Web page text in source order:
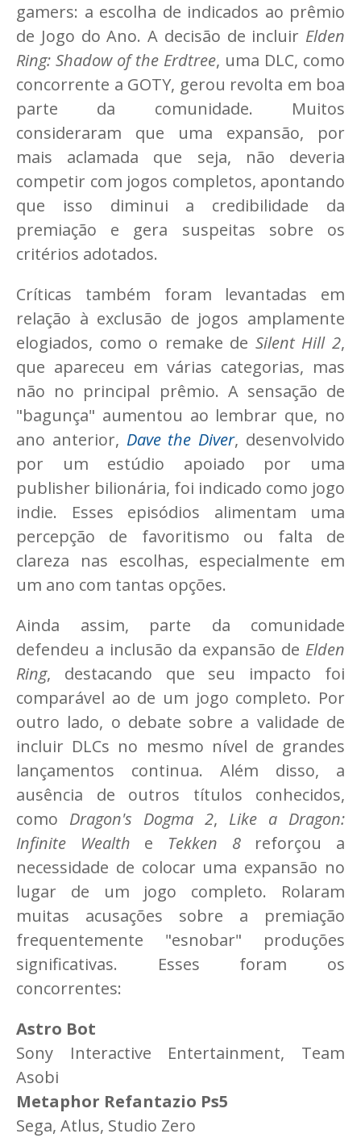
gamers: a escolha de indicados ao prêmio
de Jogo do Ano. A decisão de incluir Elden
Ring: Shadow of the Erdtree, uma DLC, como
concorrente a GOTY, gerou revolta em boa
parte da comunidade. Muitos
consideraram que uma expansão, por
mais aclamada que seja, não deveria
competir com jogos completos, apontando
que isso diminui a credibilidade da
premiação e gera suspeitas sobre os
critérios adotados.
Críticas também foram levantadas em
relação à exclusão de jogos amplamente
elogiados, como o remake de Silent Hill 2,
que apareceu em várias categorias, mas
não no principal prêmio. A sensação de
"bagunça" aumentou ao lembrar que, no
ano anterior, Dave the Diver, desenvolvido
por um estúdio apoiado por uma
publisher bilionária, foi indicado como jogo
indie. Esses episódios alimentam uma
percepção de favoritismo ou falta de
clareza nas escolhas, especialmente em
um ano com tantas opções.
Ainda assim, parte da comunidade
defendeu a inclusão da expansão de Elden
Ring, destacando que seu impacto foi
comparável ao de um jogo completo. Por
outro lado, o debate sobre a validade de
incluir DLCs no mesmo nível de grandes
lançamentos continua. Além disso, a
ausência de outros títulos conhecidos,
como Dragon's Dogma 2, Like a Dragon:
Infinite Wealth e Tekken 8reforçou a
necessidade de colocar uma expansão no
lugar de um jogo completo. Rolaram
muitas acusações sobre a premiação
frequentemente "esnobar" produções
significativas. Esses foram os
concorrentes:
Astro Bot
Sony Interactive Entertainment, Team
Asobi
Metaphor Refantazio Ps5
Sega, Atlus, Studio Zero